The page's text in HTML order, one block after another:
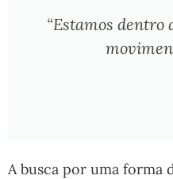
“Estamos
A busca por uma forma